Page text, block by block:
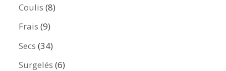
Coulis 88
Frais 99
produits
Secs 3434
produits
Surgelés 66